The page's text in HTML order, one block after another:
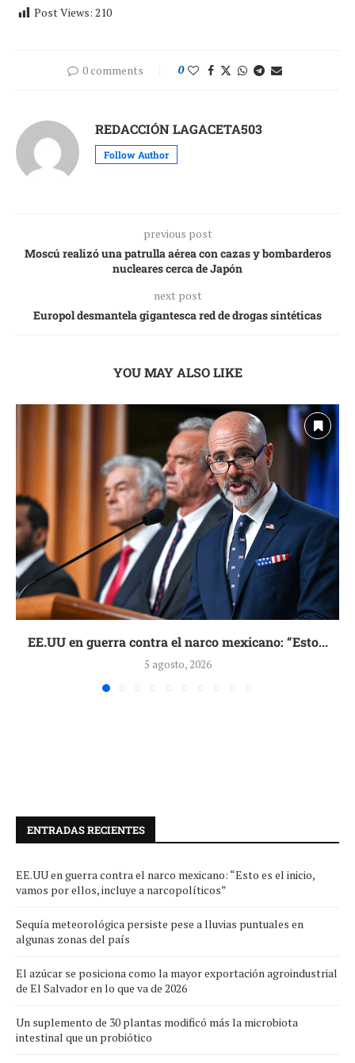
Post Views: 210
0 comments 0
REDACCIÓN LAGACETA503
Follow Author
previous post
Moscú realizó una patrulla aérea con cazas y bombarderos
nucleares cerca de Japón
next post
Europol desmantela gigantesca red de drogas sintéticas
YOU MAY ALSO LIKE
EE.UU en guerra contra el narco mexicano: “Esto...
5 agosto, 2026
ENTRADAS RECIENTES
EE.UU en guerra contra el narco mexicano: “Esto es el inicio,
vamos por ellos, incluye a narcopolíticos”
Sequía meteorológica persiste pese a lluvias puntuales en
algunas zonas del país
El azúcar se posiciona como la mayor exportación agroindustrial
de El Salvador en lo que va de 2026
Un suplemento de 30 plantas modificó más la microbiota
intestinal que un probiótico